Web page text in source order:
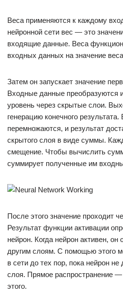
Веса применяются к каждому
нейронной сети вес — это
входящие данные. Веса
входных данных на значение
Затем он запускает значение
Входные данные преобразуются
уровень через скрытые слои.
генерацию конечного
перемножаются, и результат
скрытого слоя в виде суммы.
смещение. Чтобы вычислить
суммирует полученные им
После этого значение проходит
Результат функции активации
нейрон. Когда нейрон активен,
другим слоям. С помощью этого
в сети до тех пор, пока нейрон не
слоя. Прямое распространение
этого.